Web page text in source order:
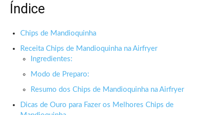
Índice
Chips de Mandioquinha
Receita Chips de Mandioquinha na Airfryer
Ingredientes:
Modo de Preparo:
Resumo dos Chips de Mandioquinha na Airfryer
Dicas de Ouro para Fazer os Melhores Chips de